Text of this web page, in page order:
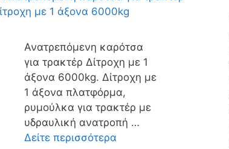
Ανατρεπόμενη καρότσα
για τρακτέρ Δίτροχη με 1
άξονα 6000kg. Δίτροχη με
1 άξονα πλατφόρμα,
ρυμούλκα για τρακτέρ με
υδραυλική ανατροπή …
Δείτε περισσότερα